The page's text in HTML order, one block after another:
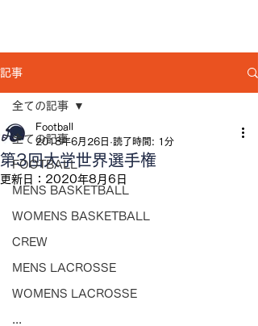
記事
全ての記事
FOOTBALL
MENS BASKETBALL
WOMENS BASKETBALL
CREW
MENS LACROSSE
WOMENS LACROSSE
...
全ての記事
第3回大学世界選手権
Football
2018年6月26日 読了時間: 1分
更新日： 2020年8月6日